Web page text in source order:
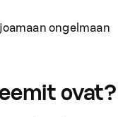
ongelmaan
ovat?